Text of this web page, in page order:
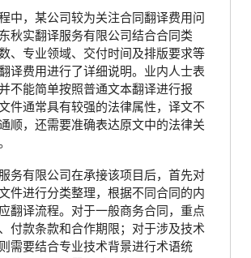
中，某公司较为关注合同翻译费用问
秋实翻译服务有限公司结合合同类
、专业领域、交付时间及排版要求等
译费用进行了详细说明。业内人士表
不能简单按照普通文本翻译进行报
件通常具有较强的法律属性，译文不
顺，还需要准确表达原文中的法律关
务有限公司在承接该项目后，首先对
件进行分类整理，根据不同合同的内
翻译流程。对于一般商务合同，重点
付款条款和合作期限；对于涉及技术
需要结合专业技术背景进行术语统